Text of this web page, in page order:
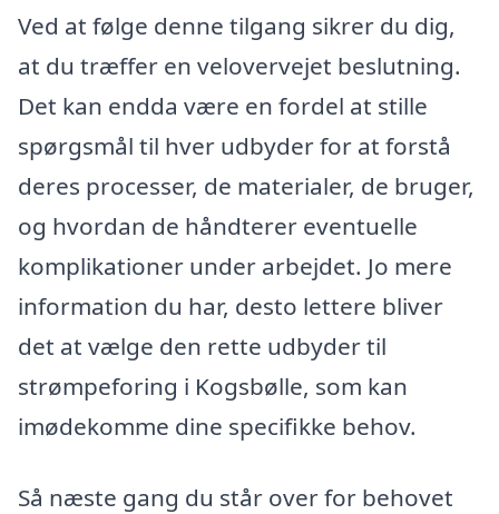
Ved at følge denne tilgang sikrer du dig,
at du træffer en velovervejet beslutning.
Det kan endda være en fordel at stille
spørgsmål til hver udbyder for at forstå
deres processer, de materialer, de bruger,
og hvordan de håndterer eventuelle
komplikationer under arbejdet. Jo mere
information du har, desto lettere bliver
det at vælge den rette udbyder til
strømpeforing i Kogsbølle, som kan
imødekomme dine specifikke behov.
Så næste gang du står over for behovet